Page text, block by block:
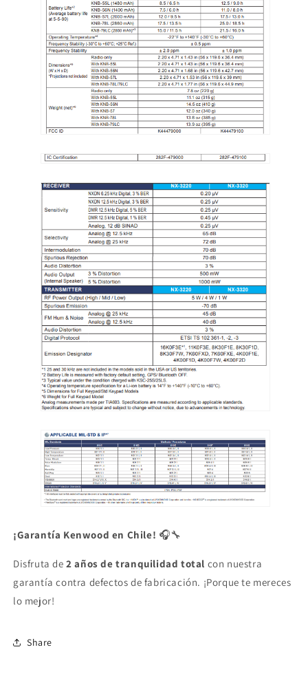
¡Garantía Kenwood en Chile! 🎧🔧
Disfruta de2 años de tranquilidad total con nuestra
garantía contra defectos de fabricación. ¡Porque te mereces
lo mejor!
Share